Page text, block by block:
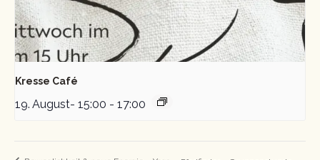
Kresse Café
19. August- 15:00 - 17:00